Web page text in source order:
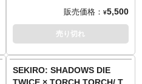
TORCH TORCH OFFICIAL
https://torchtorch.jp/
Lサイズ （73cm／55cm／50cm
／22cm）
XLサイズ （77cm／58cm／
XXLサイズ （84cm／68cm／
60cm／26cm）
乾いたタッチで、着こなしやす
く仕上げました。
生地はしっかりとした厚みの5.6
何度洗っても型崩れしづらく風
合いが出るのが特徴です。
アドベンチャーゲーム
『SEKIRO: SHADOWS DIE
TWICE』。「TORCH TORCH」
とのコラボレーションTシャツが
登場です！
プレイヤーに苦戦を強いた強敵
販売価格： ¥5,500
売り切れ
SEKIRO: SHADOWS DIE